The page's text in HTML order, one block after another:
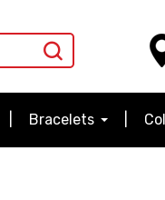
Bracelets